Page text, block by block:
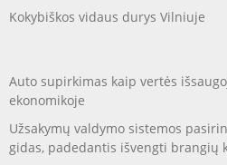
Kokybiškos vidaus durys Vilniuje
Auto supirkimas kaip vertės
ekonomikoje
Užsakymų valdymo sistemos
gidas, padedantis išvengti brangių